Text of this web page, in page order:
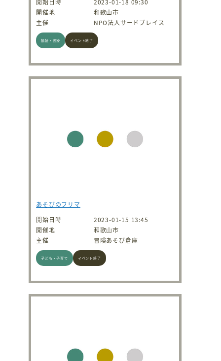
開始日時
2023-01-18 09:30
開催地
和歌山市
主催
NPO法人サードプレイス
福祉・医療 イベント終了
あそびのフリマ
開始日時
2023-01-15 13:45
開催地
和歌山市
主催
冒険あそび倉庫
子ども・子育て イベント終了